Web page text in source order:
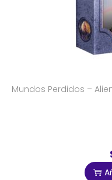
Mundos Perdidos –